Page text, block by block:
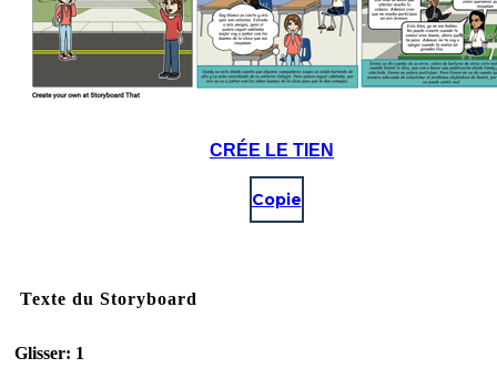
CRÉE LE TIEN
Copie
Texte du Storyboard
Glisser: 1